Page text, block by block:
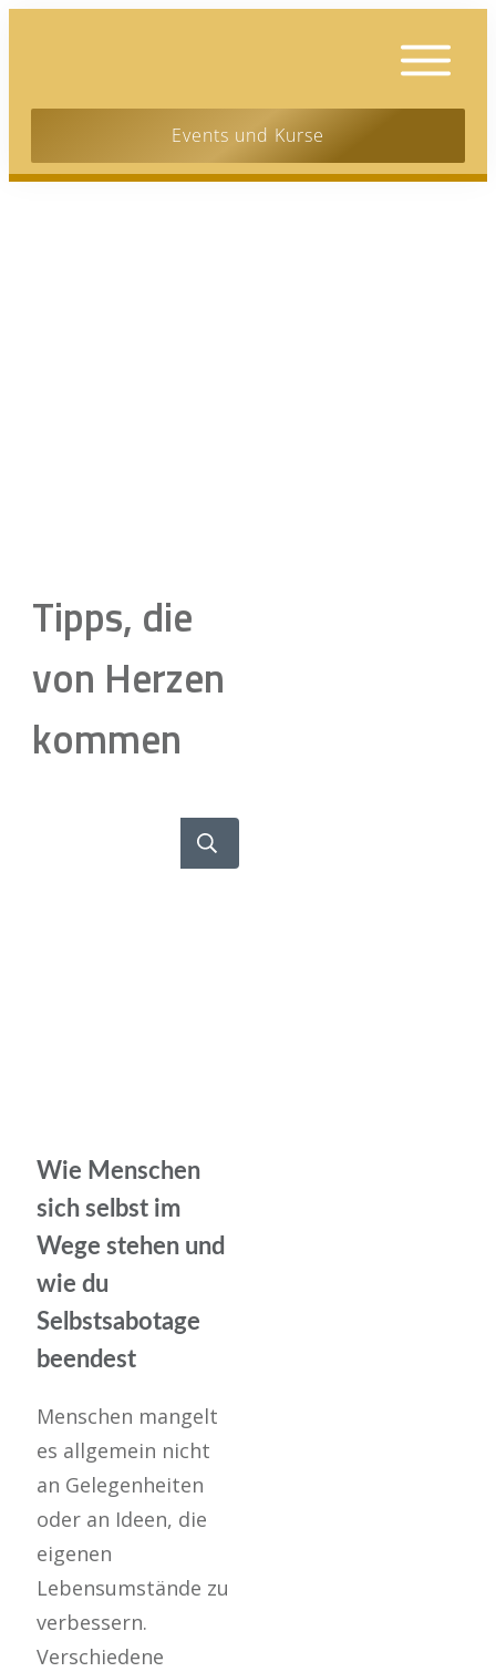
Events und Kurse
Tipps, die
von Herzen
kommen
Wie Menschen
sich selbst im
Wege stehen und
wie du
Selbstsabotage
beendest
Menschen mangelt
es allgemein nicht
an Gelegenheiten
oder an Ideen, die
eigenen
Lebensumstände zu
verbessern.
Verschiedene